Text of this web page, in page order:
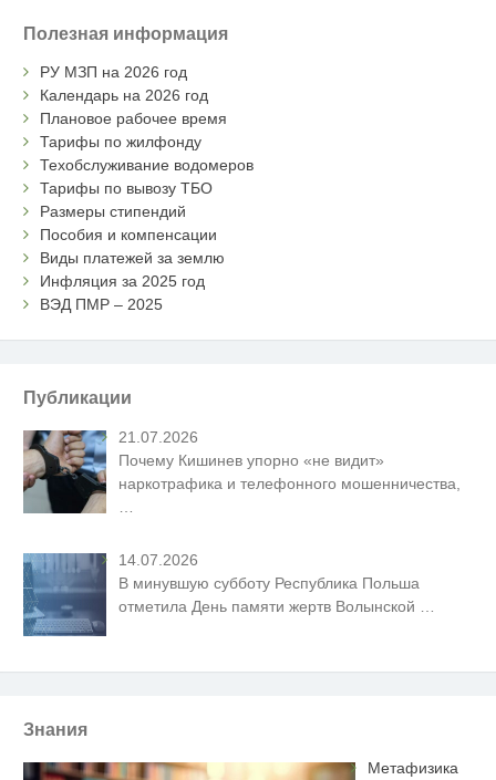
Полезная информация
РУ МЗП на 2026 год
Календарь на 2026 год
Плановое рабочее время
Тарифы по жилфонду
Техобслуживание водомеров
Тарифы по вывозу ТБО
Размеры стипендий
Пособия и компенсации
Виды платежей за землю
Инфляция за 2025 год
ВЭД ПМР – 2025
Публикации
21.07.2026
Почему Кишинев упорно «не видит»
наркотрафика и телефонного мошенничества,
14.07.2026
В минувшую субботу Республика Польша
отметила День памяти жертв Волынской
Знания
Метафизика